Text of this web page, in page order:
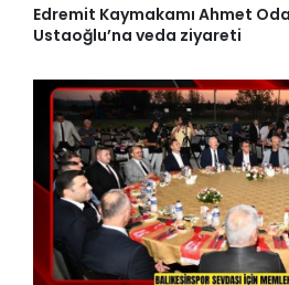
Edremit Kaymakamı Ahmet
Ustaoğlu’na veda ziyareti